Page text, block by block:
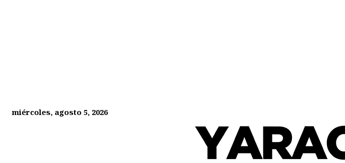
miércoles, agosto 5, 2026